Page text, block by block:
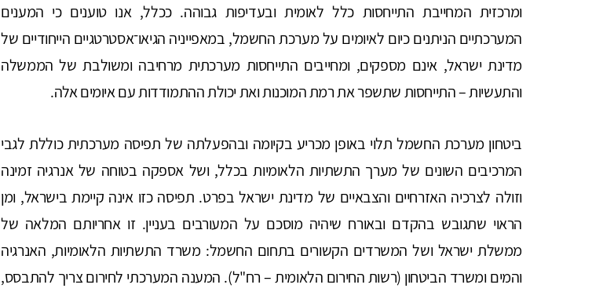
ומרכזית המחייבת התייחסות כלל לאומית ובעדיפות גבוהה. ככלל, אנו טוענים כי המענים
המערכתיים הניתנים כיום לאיומים על מערכת החשמל, במאפייניה הגיאו־אסטרטגיים הייחודיים של
מדינת ישראל, אינם מספקים, ומחייבים התייחסות מערכתית מרחיבה ומשולבת של הממשלה
והתעשיות – התייחסות שתשפר את רמת המוכנות ואת יכולת ההתמודדות עם איומים אלה.
ביטחון מערכת החשמל תלוי באופן מכריע בקיומה ובהפעלתה של תפיסה מערכתית כוללת לגבי
המרכיבים השונים של מערך התשתיות הלאומיות בכלל, ושל אספקה בטוחה של אנרגיה זמינה
וזולה לצרכיה האזרחיים והצבאיים של מדינת ישראל בפרט. תפיסה כזו אינה קיימת בישראל, ומן
הראוי שתגובש בהקדם ובאורח שיהיה מוסכם על המעורבים בעניין. זו אחריותם המלאה של
ממשלת ישראל ושל המשרדים הקשורים בתחום החשמל: משרד התשתיות הלאומיות, האנרגיה
והמים ומשרד הביטחון (רשות החירום הלאומית – רח"ל). המענה המערכתי לחירום צריך להתבסס,